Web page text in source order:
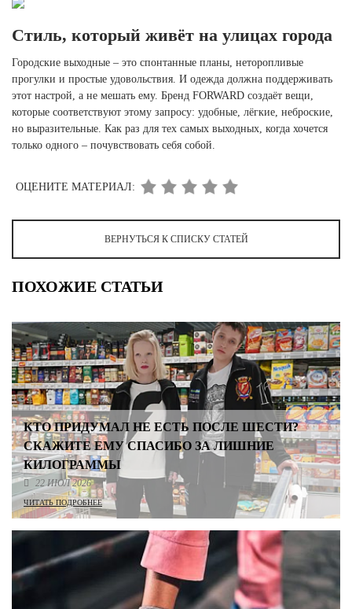
Стиль, который живёт на улицах города
Городские выходные – это спонтанные планы, неторопливые
прогулки и простые удовольствия. И одежда должна поддерживать
этот настрой, а не мешать ему. Бренд FORWARD создаёт вещи,
которые соответствуют этому запросу: удобные, лёгкие, неброские,
но выразительные. Как раз для тех самых выходных, когда хочется
только одного – почувствовать себя собой.
ОЦЕНИТЕ МАТЕРИАЛ:
ВЕРНУТЬСЯ К СПИСКУ СТАТЕЙ
ПОХОЖИЕ СТАТЬИ
КТО ПРИДУМАЛ НЕ ЕСТЬ ПОСЛЕ ШЕСТИ?
СКАЖИТЕ ЕМУ СПАСИБО ЗА ЛИШНИЕ
КИЛОГРАММЫ
22 ИЮЛ 2026
ЧИТАТЬ ПОДРОБНЕЕ